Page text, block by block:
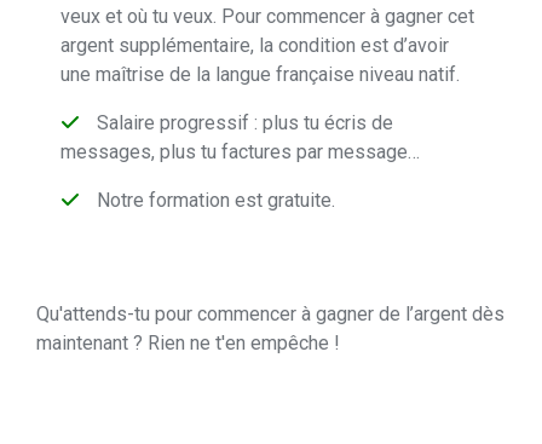
veux et où tu veux. Pour commencer à gagner cet
argent supplémentaire, la condition est d’avoir
une maîtrise de la langue française niveau natif.
Salaire progressif : plus tu écris de
messages, plus tu factures par message…
Notre formation est gratuite.
Qu'attends-tu pour commencer à gagner de l’argent dès
maintenant ? Rien ne t'en empêche !